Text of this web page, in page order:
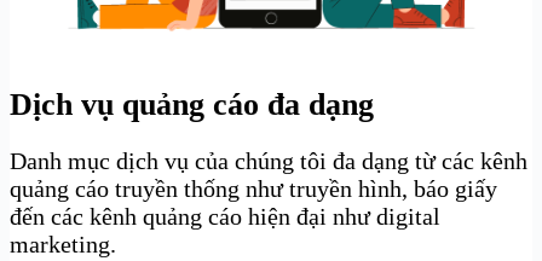
Dịch vụ quảng cáo đa dạng
Danh mục dịch vụ của chúng tôi đa dạng từ các kênh
quảng cáo truyền thống như truyền hình, báo giấy
đến các kênh quảng cáo hiện đại như digital
marketing.